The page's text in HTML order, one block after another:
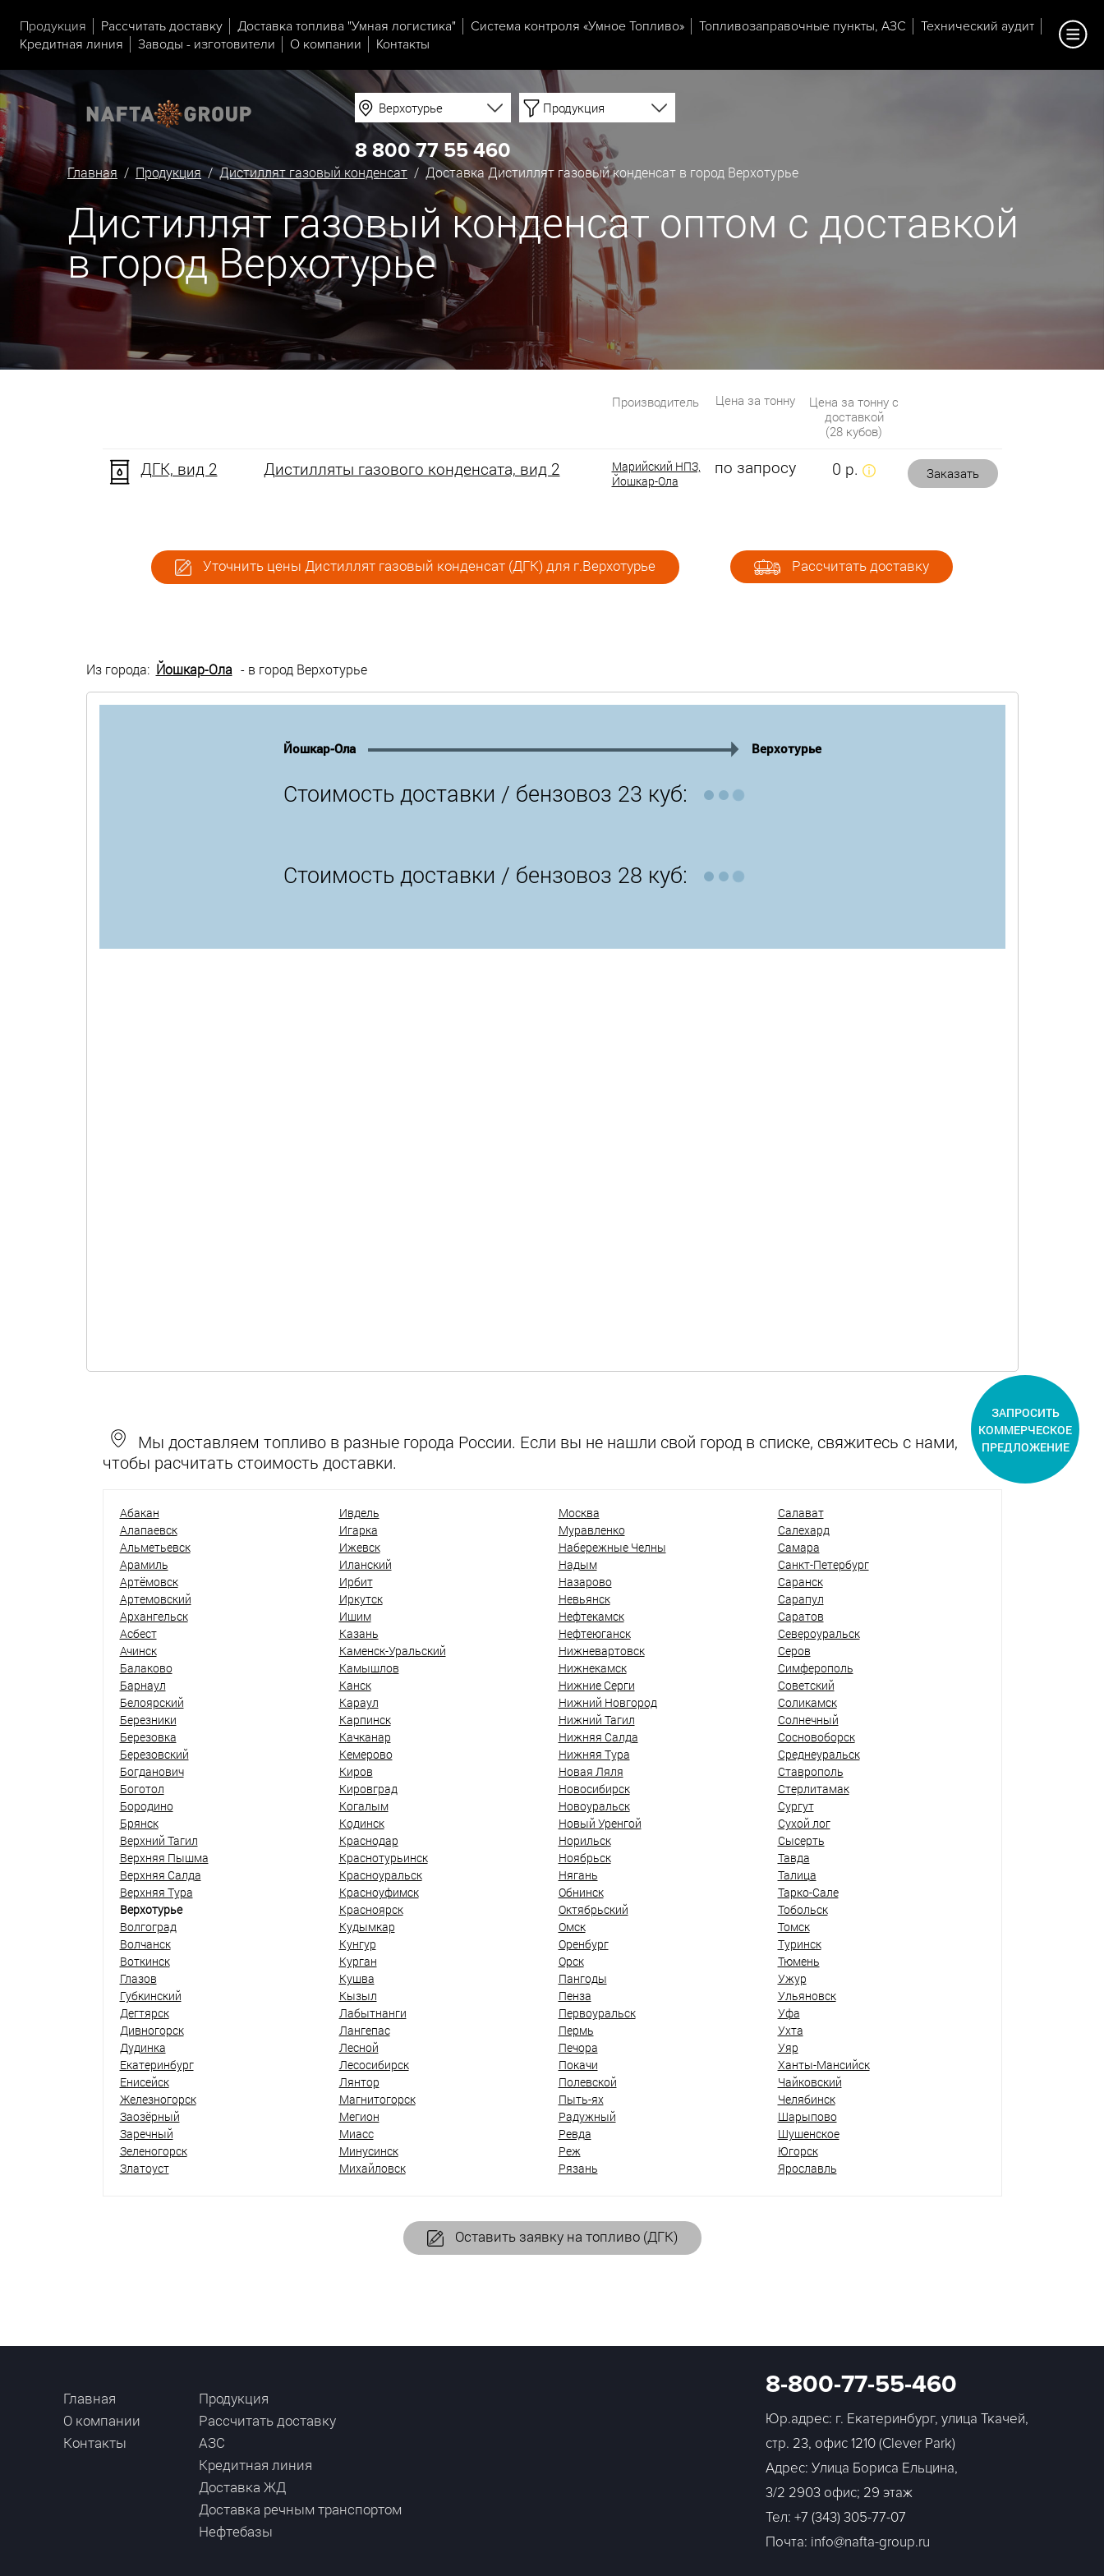
Продукция Рассчитать доставку Доставка топлива "Умная логистика" Система контроля «Умное Топливо» Топливозаправочные пункты, АЗС
Технический аудит
Кредитная линия
Заводы - изготовители О компании Контакты
Верхотурье Продукция
8 800 77 55 460
Главная / Продукция/Дистиллят газовый конденсат / Доставка Дистиллят газовый конденсат в город Верхотурье
Дистиллят газовый конденсат оптом с доставкой
в город Верхотурье
Производитель Цена за тонну
Цена за тонну с
доставкой
(28 кубов)
ДГК, вид 2 Дистилляты газового конденсата, вид 2
Марийский НПЗ,
Йошкар-Ола
по запросу 0 р. Заказать
Уточнить цены Дистиллят газовый конденсат (ДГК) для г.Верхотурье Рассчитать доставку
Из города: Йошкар-Ола - в город Верхотурье
Йошкар-Ола Верхотурье
Стоимость доставки / бензовоз 23 куб:
Стоимость доставки / бензовоз 28 куб:
Мы доставляем топливо в разные города России. Если вы не нашли свой город в списке, свяжитесь с нами,
чтобы расчитать стоимость доставки.
Абакан
Алапаевск
Альметьевск
Арамиль
Артёмовск
Артемовский
Архангельск
Асбест
Ачинск
Балаково
Барнаул
Белоярский
Березники
Березовка
Березовский
Богданович
Боготол
Бородино
Брянск
Верхний Тагил
Верхняя Пышма
Верхняя Салда
Верхняя Тура
Верхотурье
Волгоград
Волчанск
Воткинск
Глазов
Губкинский
Дегтярск
Дивногорск
Дудинка
Екатеринбург
Енисейск
Железногорск
Заозёрный
Заречный
Зеленогорск
Златоуст
Ивдель
Игарка
Ижевск
Иланский
Ирбит
Иркутск
Ишим
Казань
Каменск-Уральский
Камышлов
Канск
Караул
Карпинск
Качканар
Кемерово
Киров
Кировград
Когалым
Кодинск
Краснодар
Краснотурьинск
Красноуральск
Красноуфимск
Красноярск
Кудымкар
Кунгур
Курган
Кушва
Кызыл
Лабытнанги
Лангепас
Лесной
Лесосибирск
Лянтор
Магнитогорск
Мегион
Миасс
Минусинск
Михайловск
Москва
Муравленко
Набережные Челны
Надым
Назарово
Невьянск
Нефтекамск
Нефтеюганск
Нижневартовск
Нижнекамск
Нижние Серги
Нижний Новгород
Нижний Тагил
Нижняя Салда
Нижняя Тура
Новая Ляля
Новосибирск
Новоуральск
Новый Уренгой
Норильск
Ноябрьск
Нягань
Обнинск
Октябрьский
Омск
Оренбург
Орск
Пангоды
Пенза
Первоуральск
Пермь
Печора
Покачи
Полевской
Пыть-ях
Радужный
Ревда
Реж
Рязань
Салават
Салехард
Самара
Санкт-Петербург
Саранск
Сарапул
Саратов
Североуральск
Серов
Симферополь
Советский
Соликамск
Солнечный
Сосновоборск
Среднеуральск
Ставрополь
Стерлитамак
Сургут
Сухой лог
Сысерть
Тавда
Талица
Тарко-Сале
Тобольск
Томск
Туринск
Тюмень
Ужур
Ульяновск
Уфа
Ухта
Уяр
Ханты-Мансийск
Чайковский
Челябинск
Шарыпово
Шушенское
Югорск
Ярославль
Оставить заявку на топливо (ДГК)
Главная
О компании
Контакты
Продукция
Рассчитать доставку
АЗС
Кредитная линия
Доставка ЖД
Доставка речным транспортом
Нефтебазы
8-800-77-55-460
Юр.адрес: г. Екатеринбург, улица Ткачей,
стр. 23, офис 1210 (Clever Park)
Адрес: Улица Бориса Ельцина,
3/2 2903 офис; 29 этаж
Тел: +7 (343) 305-77-07
Почта: info@nafta-group.ru
ЗАПРОСИТЬ
КОММЕРЧЕСКОЕ
ПРЕДЛОЖЕНИЕ